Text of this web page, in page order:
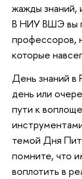
жажды знаний,
В НИУ ВШЭ вы
профессоров,
которые
День знаний в
день или
пути к
темой Дня
помните, что
воплотить в